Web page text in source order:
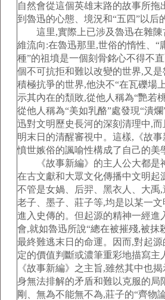
自然會從這個英雄末路的故事所拖
到魯迅的心態、境況和“五四”以后
這里,實際上已涉及魯迅在雜陳
維流向:在魯迅那里,世俗的惰性、“
種”的祖墳是一個刻骨銘心不得不
個不可抗拒和難以改變的世界,又
積極抗爭的世界,他決不“在瓦礫場
示其內在的頹敗,從他人稱為“艷若
從他人稱為“美如乳酪”處發現“潰
迅對文明歷史長河的深刻清理中,
明末日的清醒審視中。這樣,《故
憤世嫉俗的諷喻性構成了自己的美
《故事新編》的主人公大都是
在古文獻和大眾文化傳播中文明起
不管是女媧、后羿、黑衣人、大禹,
老子、墨子、莊子等,均是以某一
進入史傳的。但起源的精神一經進
會,就如魯迅所說“總在被摧殘,被抹
最終難逃末日的命運。因而,對起
定的價值判斷或濃筆重彩地描寫主
《故事新編》之主旨,雖然其中也
身無法排解的矛盾和難以克服的局
剛、無為不能無不為,莊子的“齊物